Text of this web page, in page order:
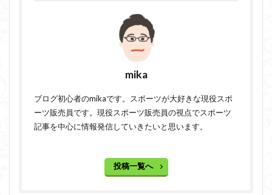
mika
ブログ初心者のmikaです。スポーツが大好きな現役スポ
ーツ販売員です。現役スポーツ販売員の視点でスポーツ
記事を中心に情報発信していきたいと思います。
投稿一覧へ